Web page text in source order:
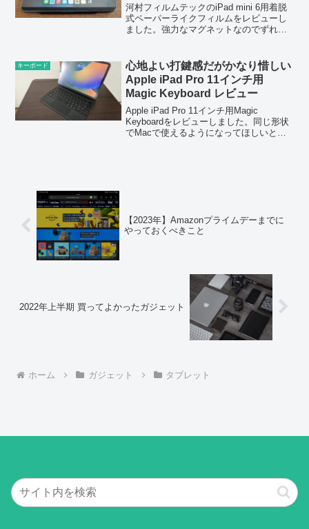
河村フィルムテックのiPad mini 6用着脱
式ペーパーライクフィルムをレビューし
ました。強力なマグネットなのでずれに
キーボード
心地よい打鍵感だがかなり惜しい
Apple iPad Pro 11インチ用
Magic Keyboard レビュー
Apple iPad Pro 11インチ用Magic
Keyboardをレビューしました。同じ形状
でMacで使えるようになってほしいと思
【2023年】Amazonプライムデーまでに
やっておくべきこと
2022年上半期 買ってよかったガジェット
ホーム ガジェット タブレット